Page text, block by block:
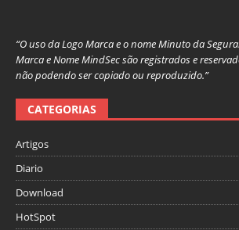
“O uso da Logo Marca e o nome Minuto da
Marca e Nome MindSec são registrados e
não podendo ser copiado ou reproduzido.”
CATEGORIAS
Artigos
Diario
Download
HotSpot